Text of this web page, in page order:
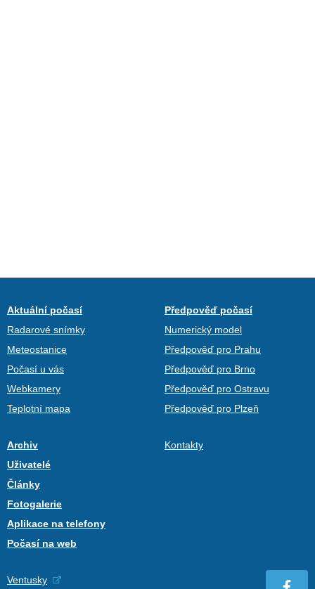
Aktuální počasí
Radarové snímky
Meteostanice
Počasí u vás
Webkamery
Teplotní mapa
Předpověď počasí
Numerický model
Předpověď pro Prahu
Předpověď pro Brno
Předpověď pro Ostravu
Předpověď pro Plzeň
Archiv
Uživatelé
Články
Fotogalerie
Aplikace na telefony
Počasí na web
Kontakty
Ventusky